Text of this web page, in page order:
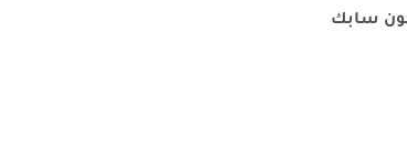
سابك